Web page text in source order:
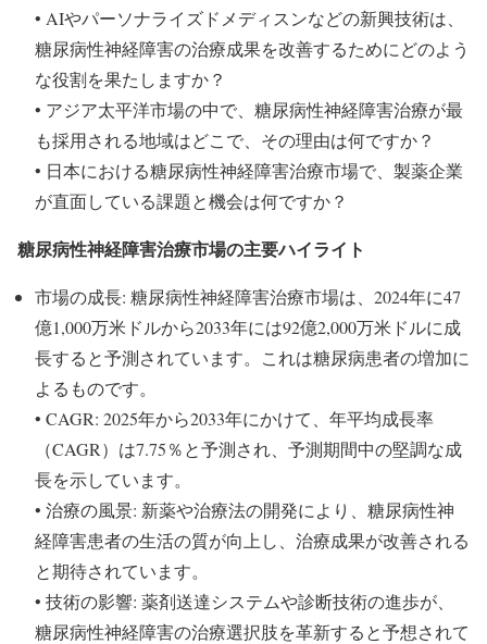
• AIやパーソナライズドメディスンなどの新興技術は、
糖尿病性神経障害の治療成果を改善するためにどのよう
な役割を果たしますか？
• アジア太平洋市場の中で、糖尿病性神経障害治療が最
も採用される地域はどこで、その理由は何ですか？
• 日本における糖尿病性神経障害治療市場で、製薬企業
が直面している課題と機会は何ですか？
糖尿病性神経障害治療市場の主要ハイライト
市場の成長: 糖尿病性神経障害治療市場は、2024年に47
億1,000万米ドルから2033年には92億2,000万米ドルに成
長すると予測されています。これは糖尿病患者の増加に
よるものです。
• CAGR: 2025年から2033年にかけて、年平均成長率
（CAGR）は7.75％と予測され、予測期間中の堅調な成
長を示しています。
• 治療の風景: 新薬や治療法の開発により、糖尿病性神
経障害患者の生活の質が向上し、治療成果が改善される
と期待されています。
• 技術の影響: 薬剤送達システムや診断技術の進歩が、
糖尿病性神経障害の治療選択肢を革新すると予想されて